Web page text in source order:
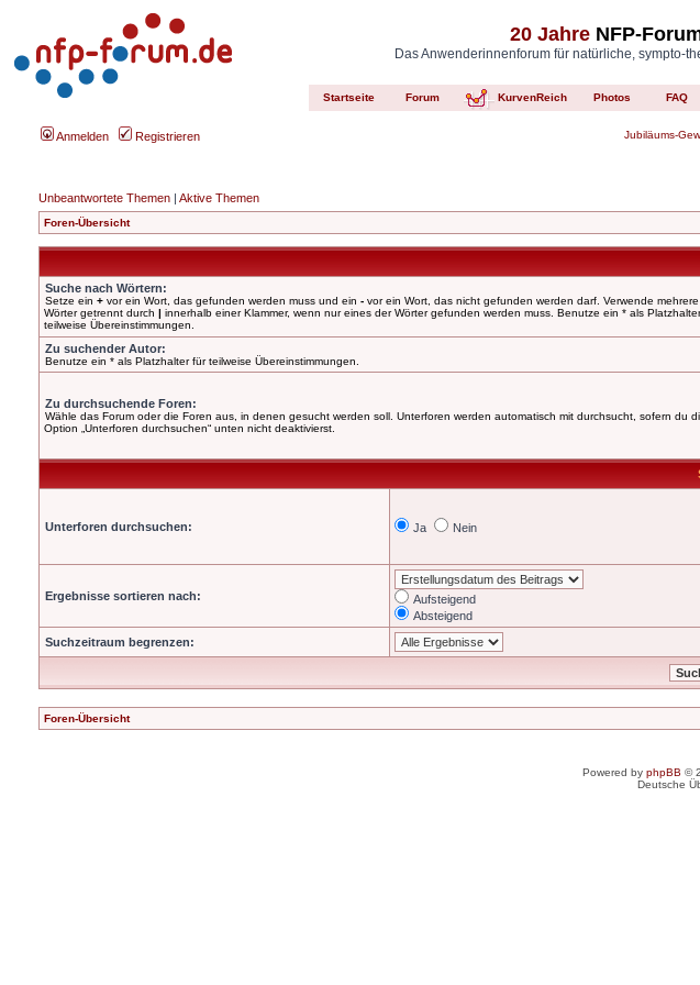
20 JahreNFP-
Das Anwenderinnenforum für natürliche, sympto-
Startseite Forum KurvenReich Photos FAQ
Anmelden Registrieren Jubiläums-
Unbeantwortete Themen | Aktive Themen
Foren-Übersicht
Suche nach Wörtern:
Setze ein + vor ein Wort, das gefunden werden muss und ein - vor ein Wort, das nicht gefunden werden darf. Verwende mehrere
Wörter getrennt durch | innerhalb einer Klammer, wenn nur eines der Wörter gefunden werden muss. Benutze ein * als
teilweise Übereinstimmungen.
Zu suchender Autor:
Benutze ein * als Platzhalter für teilweise Übereinstimmungen.
Zu durchsuchende Foren:
Wähle das Forum oder die Foren aus, in denen gesucht werden soll. Unterforen werden automatisch mit durchsucht, sofern du
Option „Unterforen durchsuchen“ unten nicht deaktivierst.
Unterforen durchsuchen: Ja Nein
Ergebnisse sortieren nach:
Aufsteigend
Absteigend
Suchzeitraum begrenzen:
Foren-Übersicht
Powered by phpBB ©
Deutsche